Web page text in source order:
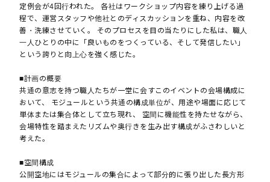
定例会が4回行われた。 各社はワークショップ内容を練り上げる過
程で、運営スタッフや他社とのディスカッションを重ね、内容を改
善・洗練させていく。 そのプロセスを目の当たりにした私は、職人
一人ひとりの中に「良いものをつくっている、そして発信したい」
という誇りと向上心を強く感じた。
■計画の概要
共通の意志を持つ職人たちが一堂に会すこのイベントの会場構成に
おいて、 モジュールという共通の構成単位が、用途や場面に応じて
単体または集合体として立ち現れ、 空間に機能性を持たせながら、
会場特性を踏まえたリズムや奥行きを生み出す構成がふさわしいと
考えた。
■空間構成
公開空地にはモジュールの集合によって部分的に張り出した長方形